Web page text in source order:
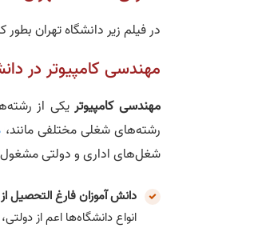
در فیلم زیر دانشگاه تهران
مهندسی کامپیوتر در
مهندسی کامپیوتریکی از
رشته‌های شغلی مختلفی مانند،
شغل‌های اداری و دولتی مشغول
دانش آموزان فارغ التحصیل
انواع دانشگاه‌ها اعم از